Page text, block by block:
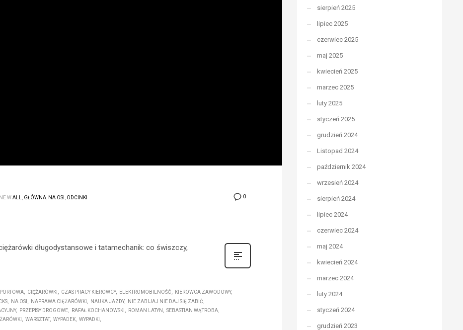
0
WALL, GŁÓWNA, NA OSI , ODCINKI
długodystansowe i tatamechanik: co świszczy,
CIĘŻARÓWKI CZAS PRACY KIEROWCY ELEKTROMOBILNOŚĆ
KIEROWCA ZAWODOWY
NA OSI NAPRAWA CIĘŻARÓWKI NAUKA JAZDY
NIE ZABIJAJ NIE DAJ SIĘ ZABIĆ
PRZEPISY DROGOWE RAFAŁ KOCHANOWSKI ROMAN LATYN
SEBASTIAN WĄTROBA
WARSZTAT WYPADEK WYPADKI
sierpień 2025
lipiec 2025
czerwiec 2025
maj 2025
kwiecień 2025
marzec 2025
luty 2025
styczeń 2025
grudzień 2024
Listopad 2024
październik 2024
wrzesień 2024
sierpień 2024
lipiec 2024
czerwiec 2024
maj 2024
kwiecień 2024
marzec 2024
luty 2024
styczeń 2024
grudzień 2023